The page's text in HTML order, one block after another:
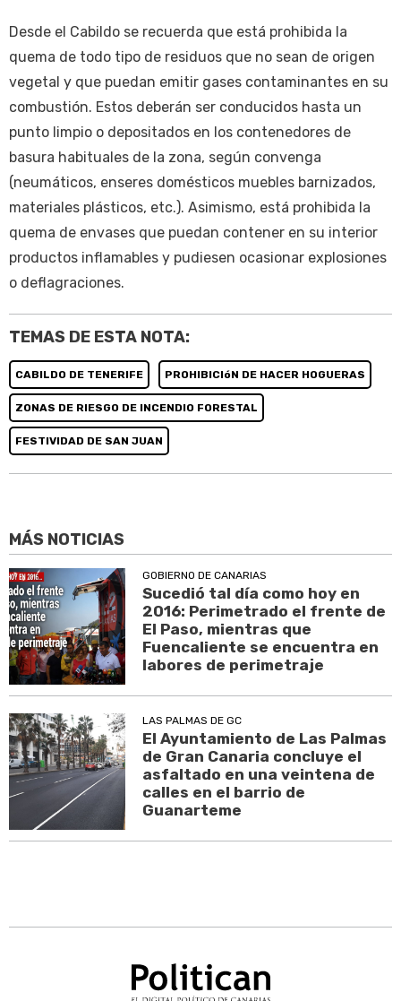
Desde el Cabildo se recuerda que está prohibida la
quema de todo tipo de residuos que no sean de origen
vegetal y que puedan emitir gases contaminantes en su
combustión. Estos deberán ser conducidos hasta un
punto limpio o depositados en los contenedores de
basura habituales de la zona, según convenga
(neumáticos, enseres domésticos muebles barnizados,
materiales plásticos, etc.). Asimismo, está prohibida la
quema de envases que puedan contener en su interior
productos inflamables y pudiesen ocasionar explosiones
o deflagraciones.
TEMAS DE ESTA NOTA:
CABILDO DE TENERIFE PROHIBICIóN DE HACER HOGUERAS
ZONAS DE RIESGO DE INCENDIO FORESTAL
FESTIVIDAD DE SAN JUAN
MÁS NOTICIAS
GOBIERNO DE CANARIAS
Sucedió tal día como hoy en
2016: Perimetrado el frente de
El Paso, mientras que
Fuencaliente se encuentra en
labores de perimetraje
LAS PALMAS DE GC
El Ayuntamiento de Las Palmas
de Gran Canaria concluye el
asfaltado en una veintena de
calles en el barrio de
Guanarteme